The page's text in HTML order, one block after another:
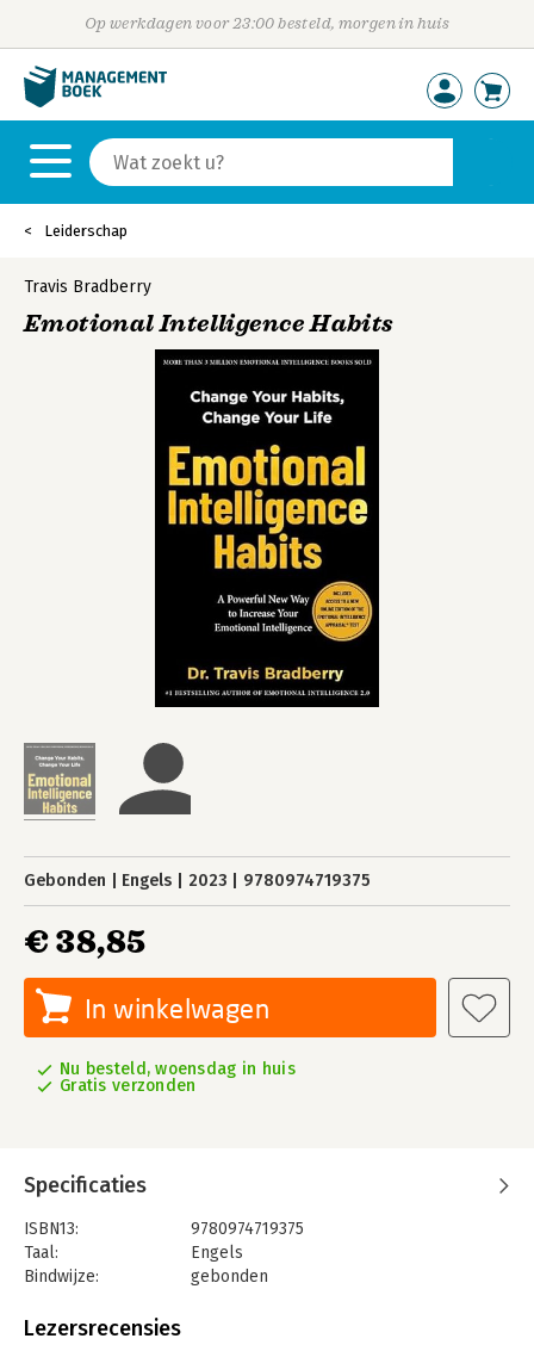
Op werkdagen voor 23:00 besteld, morgen in huis
Leiderschap
Travis Bradberry
Emotional Intelligence Habits
Gebonden Engels 2023 9780974719375
€ 38,85
In winkelwagen
Nu besteld, woensdag in huis
Gratis verzonden
Specificaties
ISBN13:
9780974719375
Taal:
Engels
Bindwijze:
gebonden
Uitgever:
Lezersrecensies